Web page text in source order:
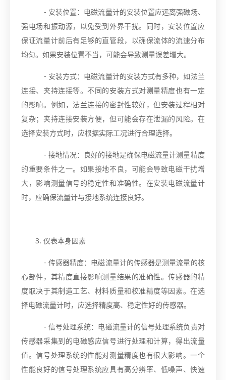
- 安装位置：电磁流量计的安装位置应远离强磁场、
强电场和振动源，以免受到外界干扰。同时，安装位置应
保证流量计前后有足够的直管段，以确保流体的流速分布
均匀。如果安装位置不当，可能会导致测量误差增大。
- 安装方式：电磁流量计的安装方式有多种，如法兰
连接、夹持连接等。不同的安装方式对测量精度也有一定
的影响。例如，法兰连接的密封性较好，但安装过程相对
复杂；夹持连接安装方便，但可能会存在泄漏的风险。在
选择安装方式时，应根据实际工况进行合理选择。
- 接地情况：良好的接地是确保电磁流量计测量精度
的重要条件之一。如果接地不良，可能会导致电磁干扰增
大，影响测量信号的稳定性和准确性。在安装电磁流量计
时，应确保流量计与接地系统连接良好。
3. 仪表本身因素
- 传感器精度：电磁流量计的传感器是测量流量的核
心部件，其精度直接影响测量结果的准确性。传感器的精
度取决于其制造工艺、材料质量和校准精度等因素。在选
择电磁流量计时，应选择精度高、稳定性好的传感器。
- 信号处理系统：电磁流量计的信号处理系统负责对
传感器采集到的电磁感应信号进行处理和计算，得出流量
值。信号处理系统的性能对测量精度也有很大影响。一个
性能良好的信号处理系统应具有高分辨率、低噪声、快速